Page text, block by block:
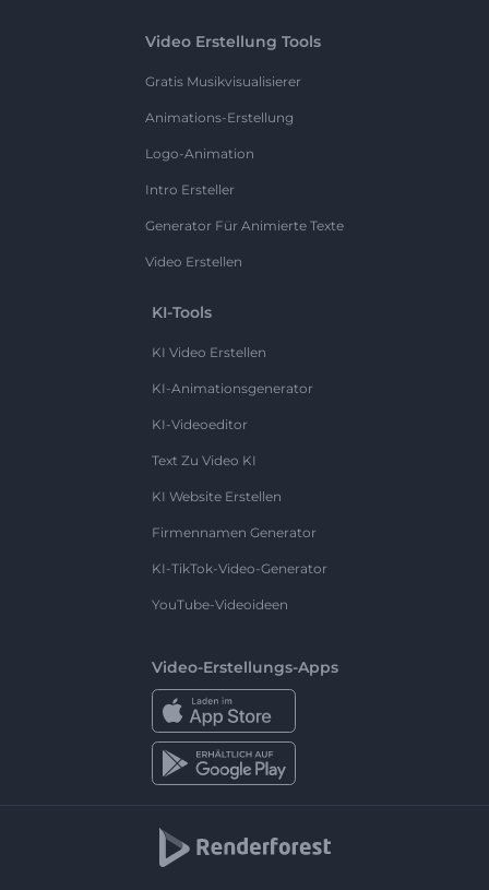
Video Erstellung Tools
Gratis Musikvisualisierer
Animations-Erstellung
Logo-Animation
Intro Ersteller
Generator Für Animierte Texte
Video Erstellen
KI-Tools
KI Video Erstellen
KI-Animationsgenerator
KI-Videoeditor
Text Zu Video KI
KI Website Erstellen
Firmennamen Generator
KI-TikTok-Video-Generator
YouTube-Videoideen
Video-Erstellungs-Apps